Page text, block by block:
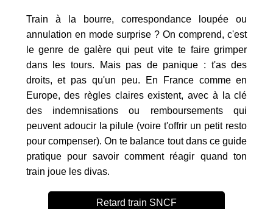
Train à la bourre, correspondance loupée ou
annulation en mode surprise ? On comprend, c'est
le genre de galère qui peut vite te faire grimper
dans les tours. Mais pas de panique : t'as des
droits, et pas qu'un peu. En France comme en
Europe, des règles claires existent, avec à la clé
des indemnisations ou remboursements qui
peuvent adoucir la pilule (voire t'offrir un petit resto
pour compenser). On te balance tout dans ce guide
pratique pour savoir comment réagir quand ton
train joue les divas.
Retard train SNCF